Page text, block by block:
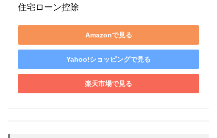
住宅ローン控除
Amazonで見る
Yahoo!ショッピングで見る
楽天市場で見る